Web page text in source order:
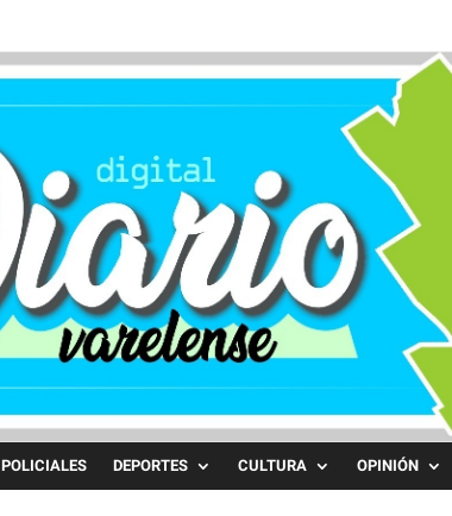
POLICIALES DEPORTES CULTURA OPINIÓN